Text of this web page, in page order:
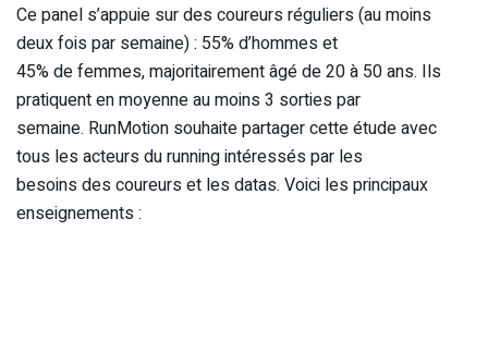
Ce panel s’appuie sur des coureurs réguliers (au moins
deux fois par semaine) : 55% d’hommes et
45% de femmes, majoritairement âgé de 20 à 50 ans. Ils
pratiquent en moyenne au moins 3 sorties par
semaine. RunMotion souhaite partager cette étude avec
tous les acteurs du running intéressés par les
besoins des coureurs et les datas. Voici les principaux
enseignements :